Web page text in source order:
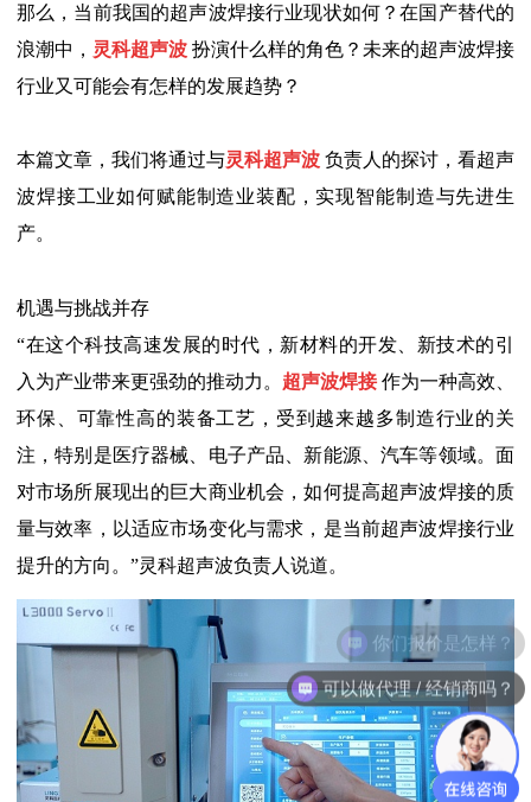
那么，当前我国的超声波焊接行业现状如何？在国产替代的
浪潮中， 灵科超声波 扮演什么样的角色？未来的超声波焊接
行业又可能会有怎样的发展趋势？
本篇文章，我们将通过与灵科超声波 负责人的探讨，看超声
波焊接工业如何赋能制造业装配，实现智能制造与先进生
产。
机遇与挑战并存
“在这个科技高速发展的时代，新材料的开发、新技术的引
入为产业带来更强劲的推动力。 超声波焊接 作为一种高效、
环保、可靠性高的装备工艺，受到越来越多制造行业的关
注，特别是医疗器械、电子产品、新能源、汽车等领域。面
对市场所展现出的巨大商业机会，如何提高超声波焊接的质
量与效率，以适应市场变化与需求，是当前超声波焊接行业
提升的方向。”灵科超声波负责人说道。
你们报价是怎样？
可以做代理 / 经销商吗？